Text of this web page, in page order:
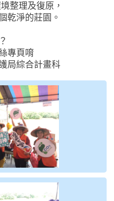
整理及復原，
乾淨的莊園。
專頁唷
局綜合計畫科